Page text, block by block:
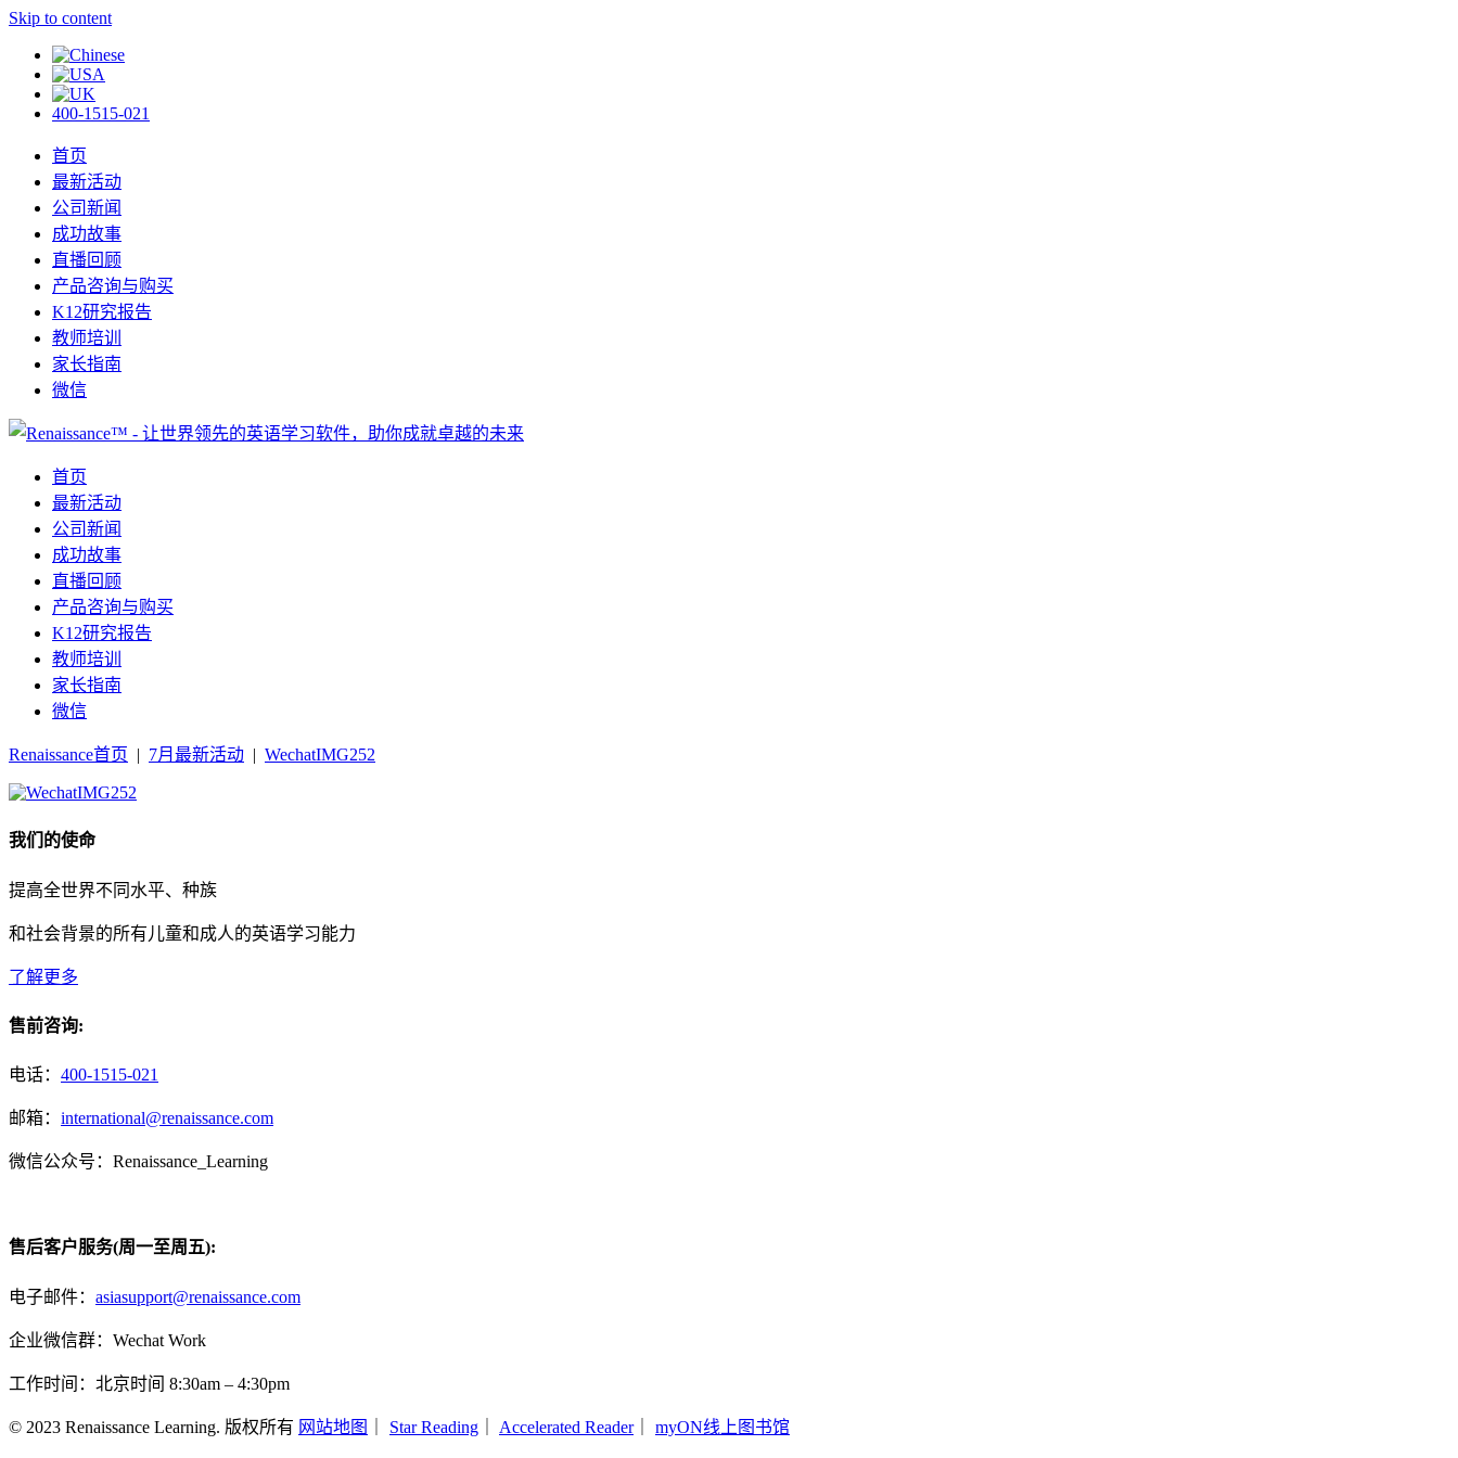
Skip to content
400-1515-021
首页
最新活动
公司新闻
成功故事
直播回顾
产品咨询与购买
K12研究报告
教师培训
家长指南
微信
首页
最新活动
公司新闻
成功故事
直播回顾
产品咨询与购买
K12研究报告
教师培训
家长指南
微信
Renaissance首页 | 7月最新活动 | WechatIMG252
我们的使命
提高全世界不同水平、种族
和社会背景的所有儿童和成人的英语学习能力
了解更多
售前咨询:
电话： 400-1515-021
邮箱： international@renaissance.com
微信公众号：Renaissance_Learning
售后客户服务(周一至周五):
电子邮件： asiasupport@renaissance.com
企业微信群：Wechat Work
工作时间：北京时间 8:30am – 4:30pm
© 2023 Renaissance Learning. 版权所有 网站地图 Star Reading Accelerated Reader｜ myON线上图书馆